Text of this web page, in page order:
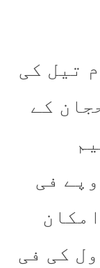
تیل کی
کے
فی
کی فی